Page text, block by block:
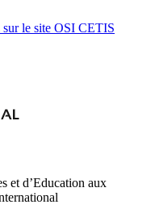
le site OSI CETIS
et d’Education aux